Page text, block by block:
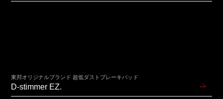
東邦オリジナルブランド 超低ダストブレーキパッド
D-stimmer EZ.